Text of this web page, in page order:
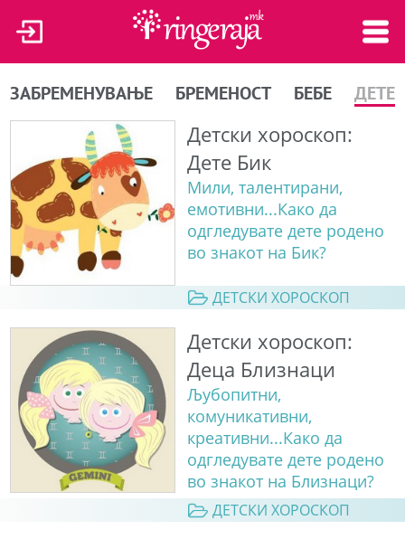
ЗАБРЕМЕНУВАЊЕ БРЕМЕНОСТ БЕБЕ ДЕТЕ
Детски хороскоп:
Дете Бик
Мили, талентирани,
емотивни...Како да
одгледувате дете родено
во знакот на Бик?
ДЕТСКИ ХОРОСКОП
Детски хороскоп:
Деца Близнаци
Љубопитни,
комуникативни,
креативни...Како да
одгледувате дете родено
во знакот на Близнаци?
ДЕТСКИ ХОРОСКОП